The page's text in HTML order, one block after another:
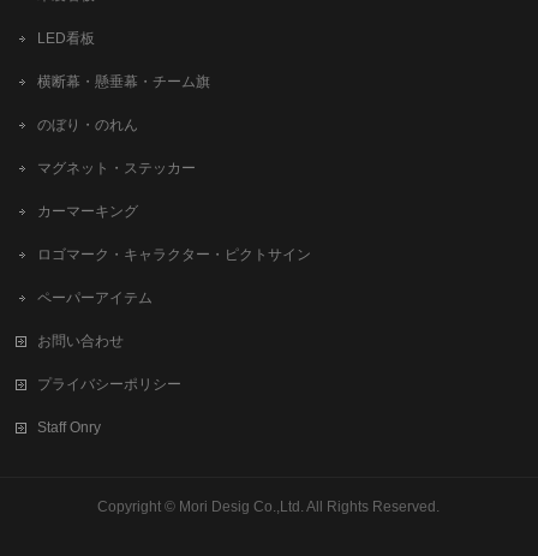
LED看板
横断幕・懸垂幕・チーム旗
のぼり・のれん
マグネット・ステッカー
カーマーキング
ロゴマーク・キャラクター・ピクトサイン
ペーパーアイテム
お問い合わせ
プライバシーポリシー
Staff Onry
Copyright © Mori Desig Co.,Ltd. All Rights Reserved.